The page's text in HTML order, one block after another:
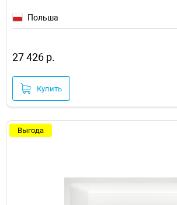
Польша
27 426 р.
Купить
Выгода